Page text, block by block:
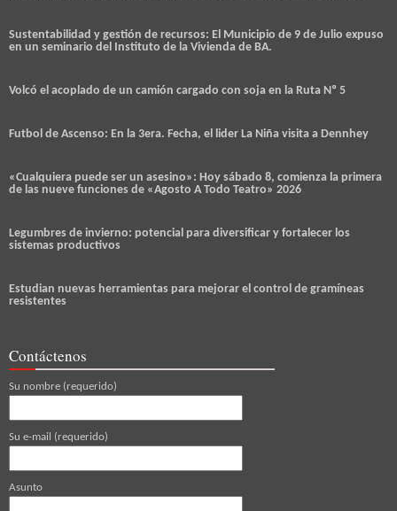
Sustentabilidad y gestión de recursos: El Municipio de 9 de Julio expuso
en un seminario del Instituto de la Vivienda de BA.
Volcó el acoplado de un camión cargado con soja en la Ruta Nº 5
Futbol de Ascenso: En la 3era. Fecha, el lider La Niña visita a Dennhey
«Cualquiera puede ser un asesino»: Hoy sábado 8, comienza la primera
de las nueve funciones de «Agosto A Todo Teatro» 2026
Legumbres de invierno: potencial para diversificar y fortalecer los
sistemas productivos
Estudian nuevas herramientas para mejorar el control de gramíneas
resistentes
Contáctenos
Su nombre (requerido)
Su e-mail (requerido)
Asunto